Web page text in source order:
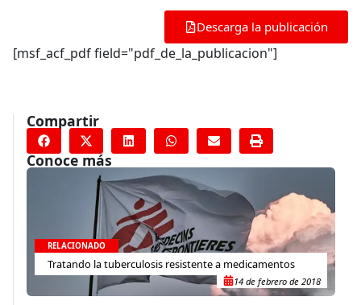
Descarga la publicación
[msf_acf_pdf field="pdf_de_la_publicacion"]
Compartir
Conoce más
RELACIONADO
Tratando la tuberculosis resistente a medicamentos
14 de febrero de 2018